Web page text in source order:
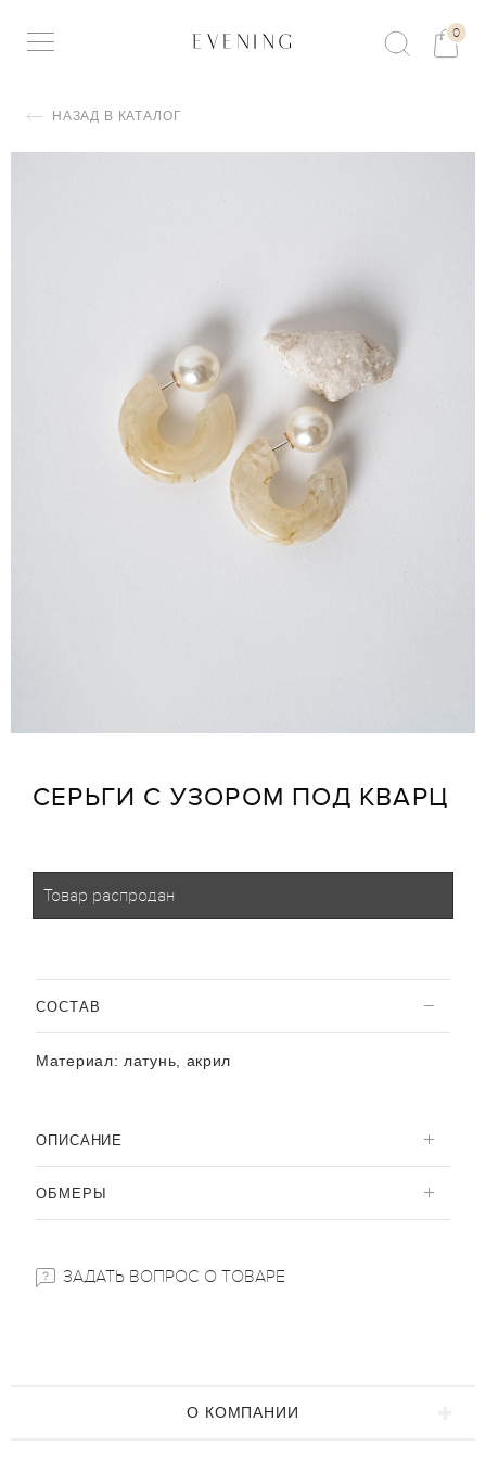
0
НАЗАД В КАТАЛОГ
СЕРЬГИ С УЗОРОМ ПОД КВАРЦ
Товар распродан
CОСТАВ
Материал: латунь, акрил
ОПИСАНИЕ
ОБМЕРЫ
ЗАДАТЬ ВОПРОС О ТОВАРЕ
О КОМПАНИИ